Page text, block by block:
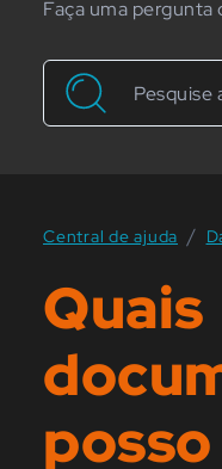
Faça uma
Central de ajuda /
Quais